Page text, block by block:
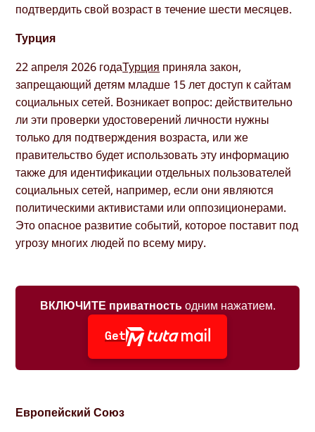
подтвердить свой возраст в течение шести месяцев.
Турция
22 апреля 2026 годаТурция приняла закон,
запрещающий детям младше 15 лет доступ к сайтам
социальных сетей. Возникает вопрос: действительно
ли эти проверки удостоверений личности нужны
только для подтверждения возраста, или же
правительство будет использовать эту информацию
также для идентификации отдельных пользователей
социальных сетей, например, если они являются
политическими активистами или оппозиционерами.
Это опасное развитие событий, которое поставит под
угрозу многих людей по всему миру.
ВКЛЮЧИТЕ приватностьодним нажатием.
Get
Европейский Союз